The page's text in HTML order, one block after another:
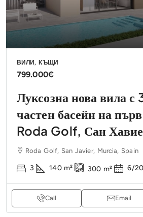
ВИЛИ, КЪЩИ
799.000€
Луксозна нова вила с
частен басейн на
Roda Golf, Сан
Roda Golf, San Javier, Murcia, Spain
3 140 m² 300 m² 6/
Call Email